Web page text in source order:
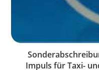
Impuls für Taxi-